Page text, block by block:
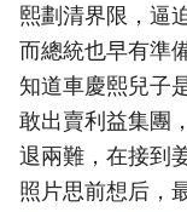
熙劃清界限，逼
而總統也早有準
知道車慶熙兒子
敢出賣利益集團
退兩難，在接到
照片思前想后，